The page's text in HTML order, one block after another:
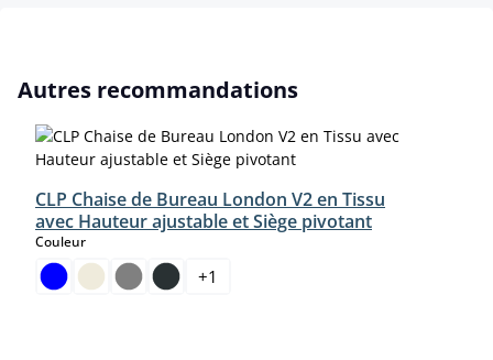
Ignorer la galerie de produits
Autres recommandations
CLP Chaise de Bureau London V2 en Tissu
avec Hauteur ajustable et Siège pivotant
Couleurselect
+1